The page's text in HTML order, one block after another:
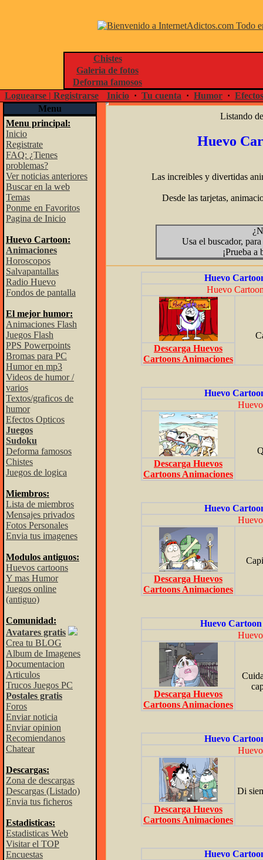
Chistes
Galeria de fotos
Deforma famosos
Loguearse | Registrarse
Inicio · Tu cuenta · Humor ·
Menu
Menu principal:
Inicio
Registrate
FAQ: ¿Tienes
problemas?
Ver noticias anteriores
Buscar en la web
Temas
Ponme en Favoritos
Pagina de Inicio
Huevo Cartoon:
Animaciones
Horoscopos
Salvapantallas
Radio Huevo
Fondos de pantalla
El mejor humor:
Animaciones Flash
Juegos Flash
PPS Powerpoints
Bromas para PC
Humor en mp3
Videos de humor /
varios
Textos/graficos de
humor
Efectos Opticos
Juegos
Sudoku
Deforma famosos
Chistes
Juegos de logica
Miembros:
Lista de miembros
Mensajes privados
Fotos Personales
Envia tus imagenes
Modulos antiguos:
Huevos cartoons
Y mas Humor
Juegos online
(antiguo)
Comunidad:
Avatares gratis
Crea tu BLOG
Album de Imagenes
Documentacion
Articulos
Trucos Juegos PC
Postales gratis
Foros
Enviar noticia
Enviar opinion
Recomiendanos
Chatear
Descargas:
Zona de descargas
Descargas (Listado)
Envia tus ficheros
Estadisticas:
Estadisticas Web
Visitar el TOP
Encuestas
Listando
Huevo
Las increibles y divertidas
Desde las tarjetas,
Usa el buscador,
¡Prueba a
Huevo
Huevo
Descarga Huevos
Cartoons Animaciones
Huevo
Descarga Huevos
Cartoons Animaciones
Huevo
Descarga Huevos
Cartoons Animaciones
Huevo
Descarga Huevos
Cartoons Animaciones
Huevo
Di
Descarga Huevos
Cartoons Animaciones
Huevo